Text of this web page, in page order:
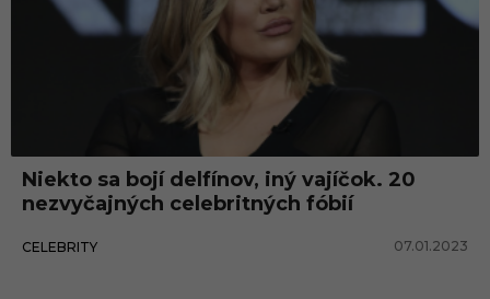
Niekto sa bojí delfínov, iný vajíčok. 20
nezvyčajných celebritných fóbií
CELEBRITY 07.01.2023